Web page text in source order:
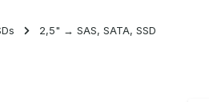
2,5" → SAS, SATA, SSD